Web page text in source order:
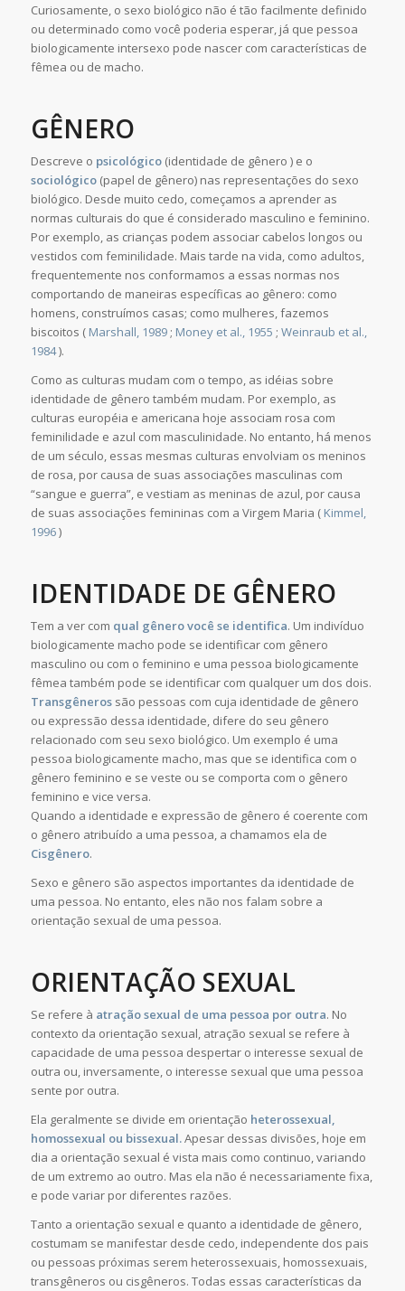
Curiosamente, o sexo biológico não é tão facilmente definido
ou determinado como você poderia esperar, já que pessoa
biologicamente intersexo pode nascer com características de
fêmea ou de macho.
GÊNERO
Descreve o psicológico(identidade de gênero ) e o
sociológico(papel de gênero) nas representações do sexo
biológico. Desde muito cedo, começamos a aprender as
normas culturais do que é considerado masculino e feminino.
Por exemplo, as crianças podem associar cabelos longos ou
vestidos com feminilidade. Mais tarde na vida, como adultos,
frequentemente nos conformamos a essas normas nos
comportando de maneiras específicas ao gênero: como
homens, construímos casas; como mulheres, fazemos
biscoitos ( Marshall, 1989; Money et al., 1955 ; Weinraub et al.,
1984).
Como as culturas mudam com o tempo, as idéias sobre
identidade de gênero também mudam. Por exemplo, as
culturas européia e americana hoje associam rosa com
feminilidade e azul com masculinidade. No entanto, há menos
de um século, essas mesmas culturas envolviam os meninos
de rosa, por causa de suas associações masculinas com
“sangue e guerra”, e vestiam as meninas de azul, por causa
de suas associações femininas com a Virgem Maria ( Kimmel,
1996)
IDENTIDADE DE GÊNERO
Tem a ver com qual gênero você se identifica. Um indivíduo
biologicamente macho pode se identificar com gênero
masculino ou com o feminino e uma pessoa biologicamente
fêmea também pode se identificar com qualquer um dos dois.
Transgênerossão pessoas com cuja identidade de gênero
ou expressão dessa identidade, difere do seu gênero
relacionado com seu sexo biológico. Um exemplo é uma
pessoa biologicamente macho, mas que se identifica com o
gênero feminino e se veste ou se comporta com o gênero
feminino e vice versa.
Quando a identidade e expressão de gênero é coerente com
o gênero atribuído a uma pessoa, a chamamos ela de
Cisgênero.
Sexo e gênero são aspectos importantes da identidade de
uma pessoa. No entanto, eles não nos falam sobre a
orientação sexual de uma pessoa.
ORIENTAÇÃO SEXUAL
Se refere à atração sexual de uma pessoa por outra. No
contexto da orientação sexual, atração sexual se refere à
capacidade de uma pessoa despertar o interesse sexual de
outra ou, inversamente, o interesse sexual que uma pessoa
sente por outra.
Ela geralmente se divide em orientação heterossexual,
homossexual ou bissexual.Apesar dessas divisões, hoje em
dia a orientação sexual é vista mais como continuo, variando
de um extremo ao outro. Mas ela não é necessariamente fixa,
e pode variar por diferentes razões.
Tanto a orientação sexual e quanto a identidade de gênero,
costumam se manifestar desde cedo, independente dos pais
ou pessoas próximas serem heterossexuais, homossexuais,
transgêneros ou cisgêneros. Todas essas características da